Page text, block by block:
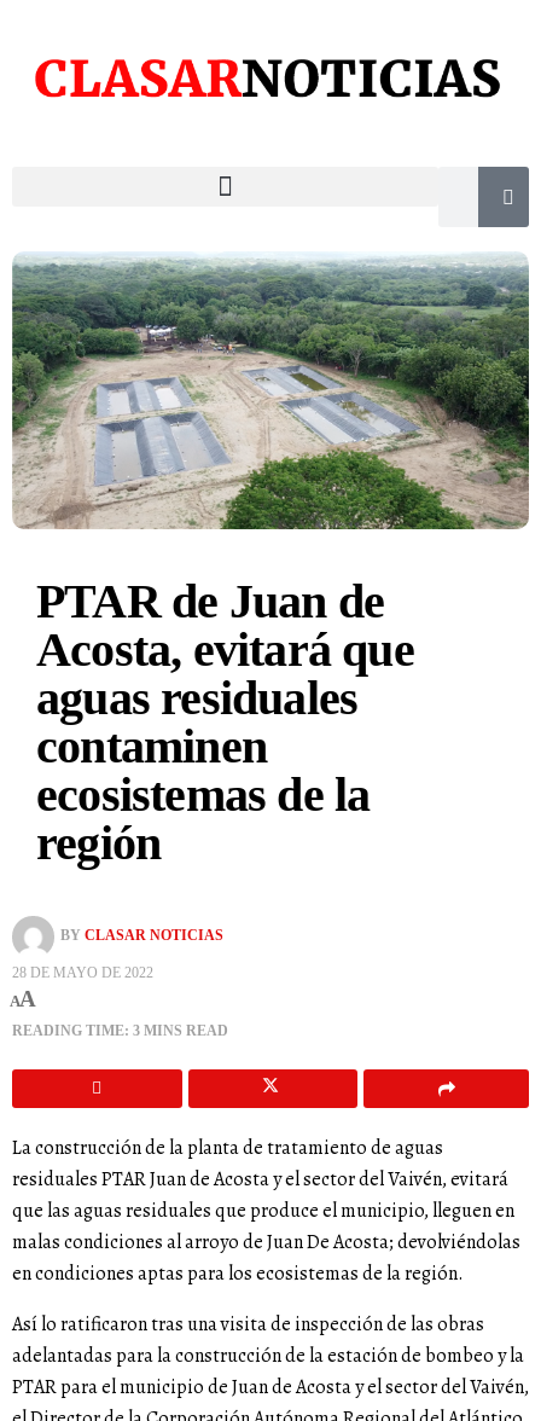
PTAR de Juan de
Acosta, evitará que
aguas residuales
contaminen
ecosistemas de la
región
BY CLASAR NOTICIAS
28 DE MAYO DE 2022
AA
READING TIME: 3 MINS READ
La construcción de la planta de tratamiento de aguas
residuales PTAR Juan de Acosta y el sector del Vaivén, evitará
que las aguas residuales que produce el municipio, lleguen en
malas condiciones al arroyo de Juan De Acosta; devolviéndolas
en condiciones aptas para los ecosistemas de la región.
Así lo ratificaron tras una visita de inspección de las obras
adelantadas para la construcción de la estación de bombeo y la
PTAR para el municipio de Juan de Acosta y el sector del Vaivén,